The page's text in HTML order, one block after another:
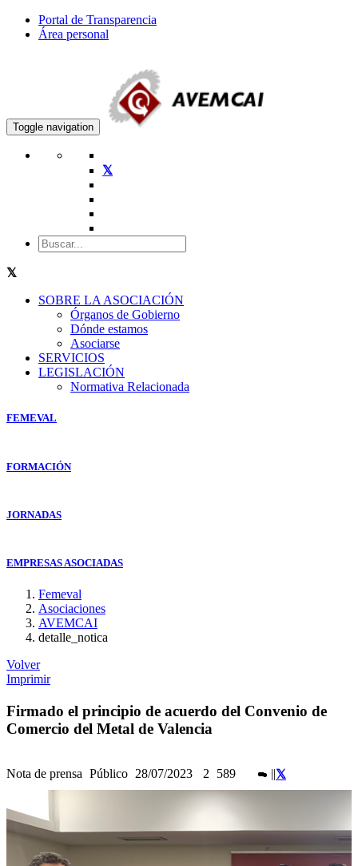
Portal de Transparencia
Área personal
Toggle navigation
SOBRE LA ASOCIACIÓN
Órganos de Gobierno
Dónde estamos
Asociarse
SERVICIOS
LEGISLACIÓN
Normativa Relacionada
FEMEVAL
FORMACIÓN
JORNADAS
EMPRESAS ASOCIADAS
Femeval
Asociaciones
AVEMCAI
detalle_notica
Volver
Imprimir
Firmado el principio de acuerdo del Convenio de
Comercio del Metal de Valencia
Nota de prensa Público 28/07/2023 2 589